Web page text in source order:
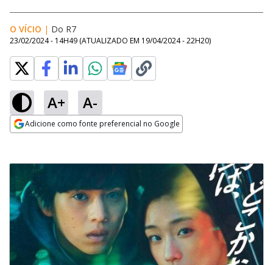
O VÍCIO | Do R7
23/02/2024 - 14H49 (ATUALIZADO EM 19/04/2024 - 22H20)
A+ A-
Adicione como fonte preferencial no Google